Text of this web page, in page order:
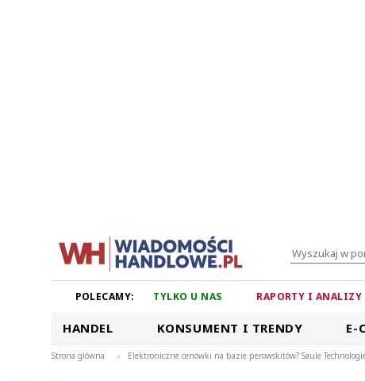
POLECAMY: TYLKO U NAS RAPORTY I ANALIZY
HANDEL KONSUMENT I TRENDY E-
Strona główna > Elektroniczne cenówki na bazie perowskitów? Saule